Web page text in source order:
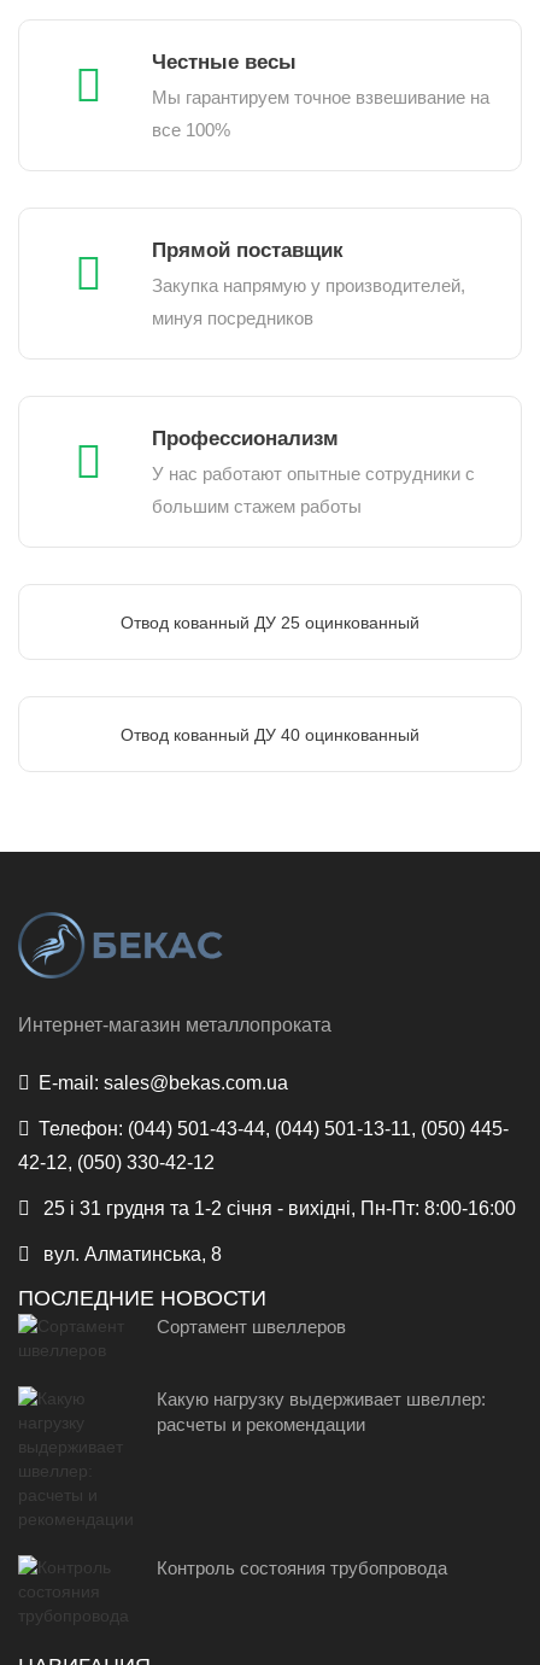
Честные весы
Мы гарантируем точное взвешивание на
все 100%
Прямой поставщик
Закупка напрямую у производителей,
минуя посредников
Профессионализм
У нас работают опытные сотрудники с
большим стажем работы
Отвод кованный ДУ 25 оцинкованный
Отвод кованный ДУ 40 оцинкованный
Интернет-магазин металлопроката
E-mail: sales@bekas.com.ua
Телефон: (044) 501-43-44, (044) 501-13-11, (050) 445-
42-12, (050) 330-42-12
25 і 31 грудня та 1-2 січня - вихідні, Пн-Пт: 8:00-16:00
вул. Алматинська, 8
ПОСЛЕДНИЕ НОВОСТИ
Сортамент швеллеров
Какую нагрузку выдерживает швеллер:
расчеты и рекомендации
Контроль состояния трубопровода